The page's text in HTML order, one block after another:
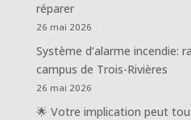
réparer
26 mai 2026
Système d’alarme incendie:
campus de Trois-Rivières
26 mai 2026
🌟 Votre implication peut